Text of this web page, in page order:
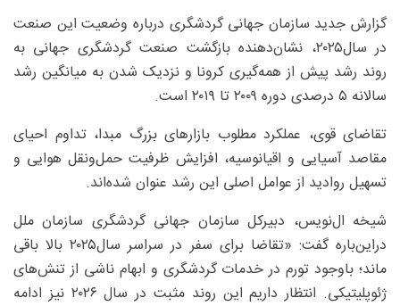
گزارش جدید سازمان جهانی گردشگری درباره وضعیت این صنعت
در سال‌۲۰۲۵، نشان‌دهنده بازگشت صنعت گردشگری جهانی به
روند رشد پیش از همه‌گیری کرونا و نزدیک شدن به میانگین رشد
سالانه ۵ درصدی دوره ۲۰۰۹ تا ۲۰۱۹ است.
تقاضای قوی، عملکرد مطلوب بازارهای بزرگ مبدا، تداوم احیای
مقاصد آسیایی و اقیانوسیه، افزایش ظرفیت حمل‌ونقل هوایی و
تسهیل روادید از عوامل اصلی این رشد عنوان شده‌اند.
شیخه ال‌نویس، دبیرکل سازمان جهانی گردشگری سازمان ملل
دراین‌باره گفت: «تقاضا برای سفر در سراسر سال‌۲۰۲۵ بالا باقی
ماند؛ باوجود تورم در خدمات گردشگری و ابهام ناشی از تنش‌های
ژئوپلیتیکی. انتظار داریم این روند مثبت در سال ۲۰۲۶ نیز ادامه